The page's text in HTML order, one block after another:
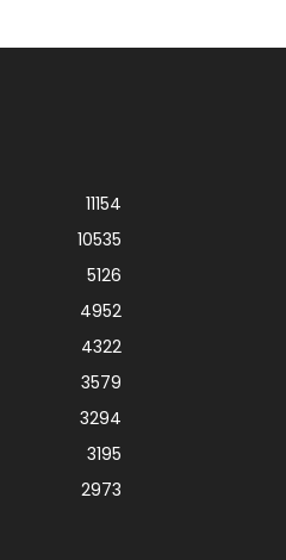
11154
10535
5126
4952
4322
3579
3294
3195
2973